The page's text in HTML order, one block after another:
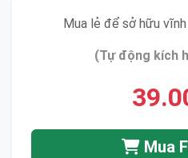
Mua lẻ để sở hữu
(Tự động kích
Mua